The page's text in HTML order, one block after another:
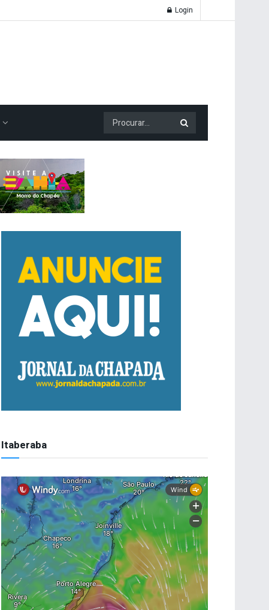
Login
Itaberaba